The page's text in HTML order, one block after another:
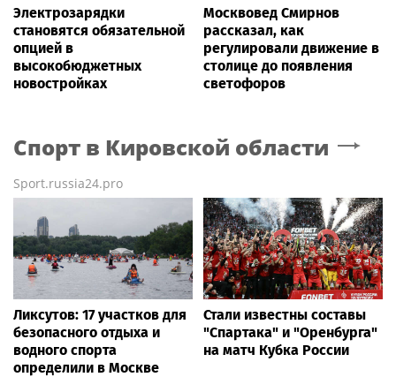
Электрозарядки
становятся обязательной
опцией в
высокобюджетных
новостройках
Москвовед Смирнов
рассказал, как
регулировали движение в
столице до появления
светофоров
Спорт в Кировской области
Sport.russia24.pro
Ликсутов: 17 участков для
безопасного отдыха и
водного спорта
определили в Москве
Стали известны составы
"Спартака" и "Оренбурга"
на матч Кубка России